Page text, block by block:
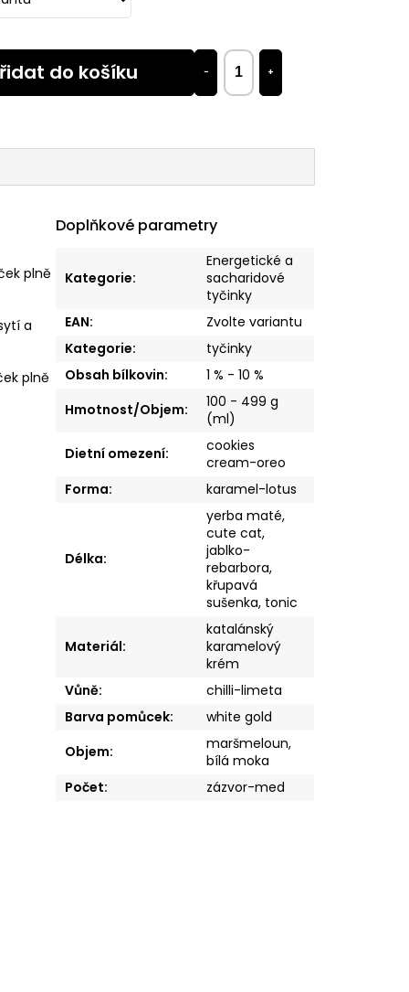
+
−
do košíku
plně
a
plně
Doplňkové parametry
Kategorie:
Energetické a
sacharidové
tyčinky
EAN:
Zvolte variantu
Kategorie:
tyčinky
Obsah bílkovin:
1 % - 10 %
Hmotnost/Objem:
100 - 499 g
(ml)
Dietní omezení:
cookies
cream-oreo
Forma: karamel-lotus
Délka:
yerba maté,
cute cat,
jablko-
rebarbora,
křupavá
sušenka, tonic
Materiál:
katalánský
karamelový
krém
Vůně:
chilli-limeta
Barva pomůcek:
white gold
Objem:
maršmeloun,
bílá moka
Počet: zázvor-med